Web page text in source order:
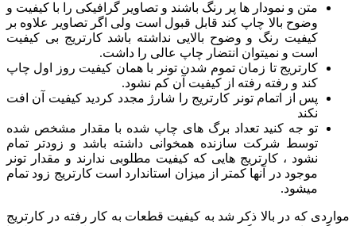
متن و نمودار ها پر رنگ باشند و تصاویر گرافیکی را با کیفیت و
وضوح بالا چاپ کند قابل قبول است ولی اگر تصاویر علاوه بر
کیفیت رنگ و وضوح بالایی نداشته باشد کارتریج بی کیفیت
است و نمیتوان انتضار چاپ عالی را داشت.
کارتریج تا زمان تموم شدن تونر با همان کیفیت روز اول چاپ
کند و رفته رفته از کیفیت آن کم نشود.
پس از اتمام تونر کارتریج را شارژ مجدد کردید کیفیت آن افت
نکند
تو جه کنید تعداد برگ های چاپ شده با مقدار مشخص شده
توسط شرکت سازنده همخوانی داشته باشد و زودتر تمام
نشود ، کارتریج هایی که کیفیت مطلوبی ندارند و مقدار تونر
موجود در آنها کمتر از میزان استاندارد است کارتریج زود تمام
میشود.
مواردی که در بالا ذکر شد به کیفیت قطعات به کار رفته در کارتریج